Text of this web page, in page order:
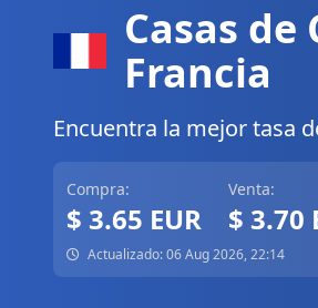
Casas
Francia
Encuentra la mejor tasa
Compra:
$ 3.65 EUR
Venta:
$ 3.70
Actualizado: 06 Aug 2026, 22:14